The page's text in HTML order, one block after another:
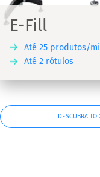
E-Fill
Até 25 produtos/
Até 2 rótulos
DESCUBRA